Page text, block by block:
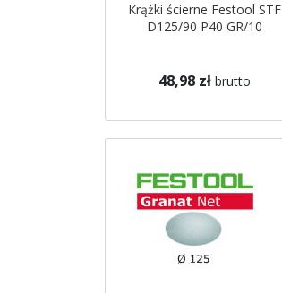
Krążki ścierne Festool STF
D125/90 P40 GR/10
48,98 zł brutto